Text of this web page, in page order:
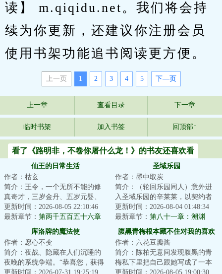
读】 m.qiqidu.net。我们将会持
续为你更新，还建议你注册会员
使用书架功能追书阅读更方便。
上一页 1 2 3 4 5 下—页
上一章 查看目录 下一章
临时书架 加入书签 回顶部↑
看了《路明非，不卷你屠什么龙！》的书友还喜欢看
仙王的日常生活
作者：枯玄
简介：王令，一个无所不能的修
真奇才，三岁金丹、五岁元婴、
七岁化神……作为这个世界上几
乎无所不能的存...
更新时间：2026-08-05 22:10:46
最新章节： 第两千五百五十六章
我这一生滴酒不沾
圣域乐园
作者：墨中取炭
简介：（轮回乐园同人）意外进
入圣域乐园的辛莱莱，以契约者
的身份展开了名为无才能者的人
生。他曾于王座...
更新时间：2026-08-04 01:48:34
最新章节： 第八十一章：溯渊
库洛牌的魔法使
作者：愿心不变
简介：夜战、隐藏在人们沉睡的
夜晚的系统争端。“恭喜您，获得
SSS级能力。”系统的声音异常美
更新时间：2026-07-31 19:25:19
腹黑青梅根本藏不住对我的喜欢
作者：六花豆瓣酱
简介：陈柏无意间发现腹黑的青
梅私下里把自己跟她写成了一本
禁忌小说中的男女主？当这个秘
更新时间：2026-08-05 19:00:30